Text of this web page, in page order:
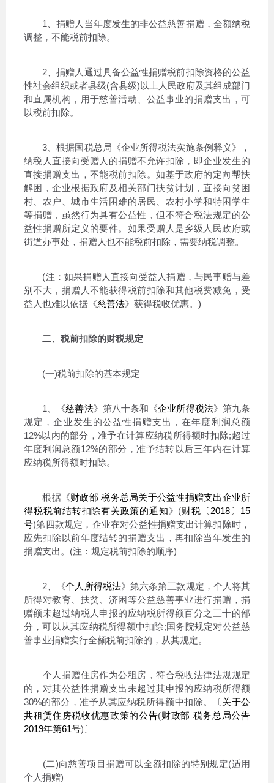
1、捐赠人当年度发生的非公益慈善捐赠，全额纳税
调整，不能税前扣除。
2、捐赠人通过具备公益性捐赠税前扣除资格的公益
性社会组织或者县级(含县级)以上人民政府及其组成部门
和直属机构，用于慈善活动、公益事业的捐赠支出，可
以税前扣除。
3、根据国税总局《企业所得税法实施条例释义》，
纳税人直接向受赠人的捐赠不允许扣除，即企业发生的
直接捐赠支出，不能税前扣除。如基于政府的定向帮扶
解困，企业根据政府及相关部门扶贫计划，直接向贫困
村、农户、城市生活困难的居民、农村小学和特困学生
等捐赠，虽然行为具有公益性，但不符合税法规定的公
益性捐赠所定义的要件。如果受赠人是乡级人民政府或
街道办事处，捐赠人也不能税前扣除，需要纳税调整。
(注：如果捐赠人直接向受益人捐赠，与民事赠与差
别不大，捐赠人不能获得税前扣除和其他税费减免，受
益人也难以依据《慈善法》获得税收优惠。)
二、税前扣除的财税规定
(一)税前扣除的基本规定
1、《慈善法》第八十条和《企业所得税法》第九条
规定，企业发生的公益性捐赠支出，在年度利润总额
12%以内的部分，准予在计算应纳税所得额时扣除;超过
年度利润总额12%的部分，准予结转以后三年内在计算
应纳税所得额时扣除。
根据《财政部 税务总局关于公益性捐赠支出企业所
得税税前结转扣除有关政策的通知》(财税〔2018〕15
号)第四款规定，企业在对公益性捐赠支出计算扣除时，
应先扣除以前年度结转的捐赠支出，再扣除当年发生的
捐赠支出。(注：规定税前扣除的顺序)
2、《个人所得税法》第六条第三款规定，个人将其
所得对教育、扶贫、济困等公益慈善事业进行捐赠，捐
赠额未超过纳税人申报的应纳税所得额百分之三十的部
分，可以从其应纳税所得额中扣除;国务院规定对公益慈
善事业捐赠实行全额税前扣除的，从其规定。
个人捐赠住房作为公租房，符合税收法律法规规定
的，对其公益性捐赠支出未超过其申报的应纳税所得额
30%的部分，准予从其应纳税所得额中扣除。〔关于公
共租赁住房税收优惠政策的公告(财政部 税务总局公告
2019年第61号)〕
(二)向慈善项目捐赠可以全额扣除的特别规定(适用
个人捐赠)